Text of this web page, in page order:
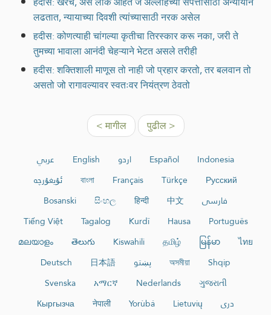
लढतात, न्यायाच्या दिवशी त्यांच्यासाठी नरक असेल
हदीस: कोणत्याही चांगल्या कृतीचा तिरस्कार करू नका, जरी ते
तुमच्या भावाला आनंदी चेहऱ्याने भेटत असले तरीही
हदीस: शक्तिशाली माणूस तो नाही जो प्रहार करतो, तर बलवान तो
असतो जो रागावल्यावर स्वतःवर नियंत्रण ठेवतो
< मागील पुढील >
عربي English اردو Español
Indonesia
ئۇيغۇرچە
বাংলা Français Türkçe
Русский
Bosanski
සිංහල हिन्दी 中文
فارسی
Tiếng Việt
Tagalog Kurdî Hausa
Português
മലയാളം
తెలుగు Kiswahili தமிழ் မြန်မာ
ไทย
Deutsch
日本語 پښتو অসমীয়া
Shqip
Svenska
አማርኛ Nederlands
ગુજરાતી
Кыргызча
नेपाली Yorùbá Lietuvių
دری